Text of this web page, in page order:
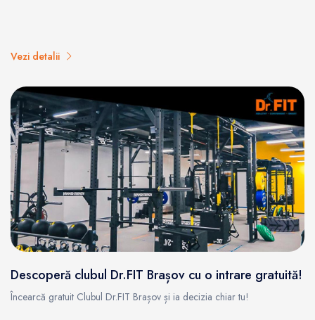
Vezi detalii
Descoperă clubul Dr.FIT Brașov cu o intrare gratuită!
Încearcă gratuit Clubul Dr.FIT Brașov și ia decizia chiar tu!